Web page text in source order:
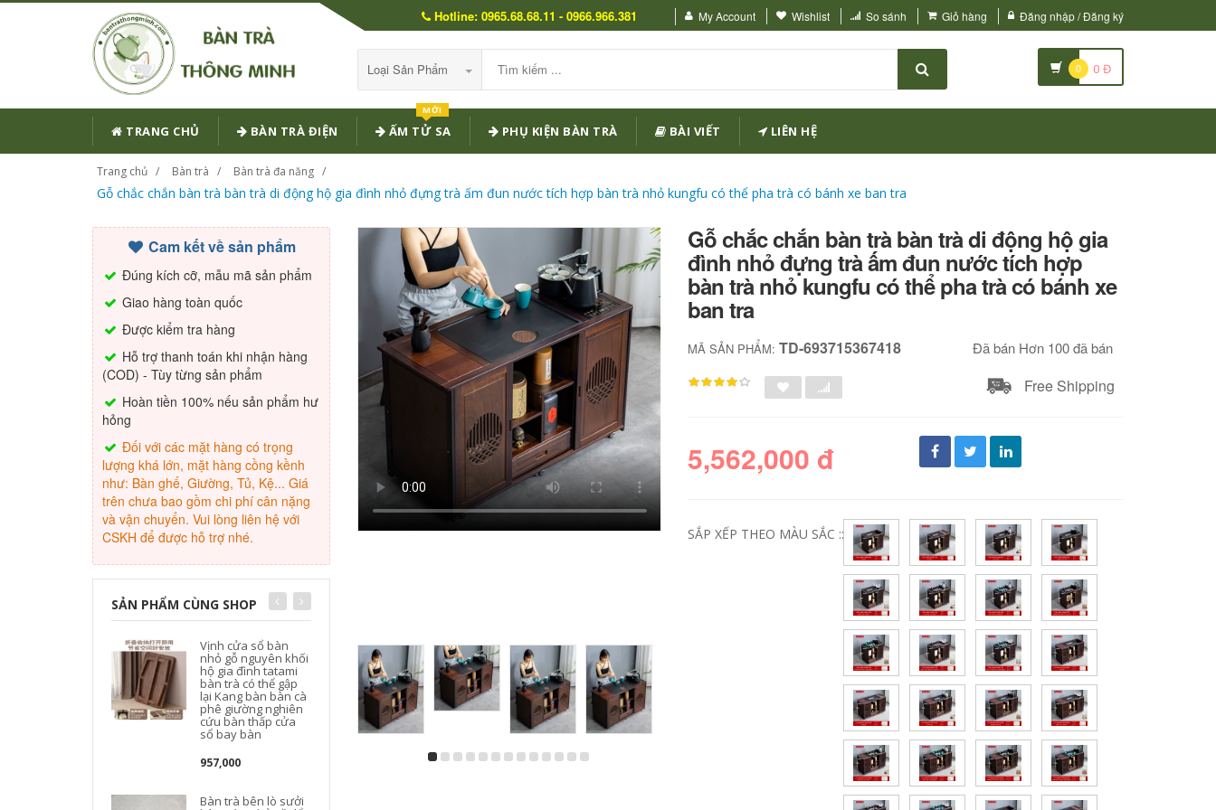
Hotline: 0965.68.68.11 - 0966.966.381 My Account Wishlist So sánh Giỏ hàng Đăng nhập / Đăng ký
Loại Sản Phẩm 0 0 Đ
TRANG CHỦ BÀN TRÀ ĐIỆN ẤM TỬ SA
MỚI
PHỤ KIỆN BÀN TRÀ BÀI VIẾT LIÊN HỆ
Trang chủ Bàn trà Bàn trà đa năng
Gỗ chắc chắn bàn trà bàn trà di động hộ gia đình nhỏ đựng trà ấm đun nước tích hợp bàn trà nhỏ kungfu có thể pha trà có bánh xe ban tra
Cam kết về sản phẩm
Đúng kích cỡ, mẫu mã sản phẩm
Giao hàng toàn quốc
Được kiểm tra hàng
Hỗ trợ thanh toán khi nhận hàng
(COD) - Tùy từng sản phẩm
Hoàn tiền 100% nếu sản phẩm hư
hỏng
Đối với các mặt hàng có trọng
lượng khá lớn, mặt hàng cồng kềnh
như: Bàn ghế, Giường, Tủ, Kệ... Giá
trên chưa bao gồm chi phí cân nặng
và vận chuyển. Vui lòng liên hệ với
CSKH để được hỗ trợ nhé.
SẢN PHẨM CÙNG SHOP
Vịnh cửa sổ bàn
nhỏ gỗ nguyên khối
hộ gia đình tatami
bàn trà có thể gập
lại Kang bàn bàn cà
phê giường nghiên
cứu bàn thấp cửa
sổ bay bàn
957,000
Bàn trà bên lò sưởi
Bàn trà di động, bàn
trà nhỏ gia đình, xe
trà gỗ nguyên khối,
ấm đun nước, tủ trà
tích hợp, bàn trà
phụ, tủ đựng bộ trà
kung fu bàn trà 2
tầng
4,132,000
Bàn bên gỗ nguyên
khối, tủ trà, giá
đựng trà, sofa sàn
nhẹ sang trọng, tủ
bên trà, bàn cà phê
nhỏ đơn giản, bàn
góc bàn trà thấp
ngồi bệt
Gỗ chắc chắn bàn trà bàn trà di động hộ gia
đình nhỏ đựng trà ấm đun nước tích hợp
bàn trà nhỏ kungfu có thể pha trà có bánh xe
ban tra
MÃ SẢN PHẨM:TD-693715367418 Đã bán Hơn 100 đã bán
Free Shipping
5,562,000 đ
SẮP XẾP THEO MÀU SẮC ::